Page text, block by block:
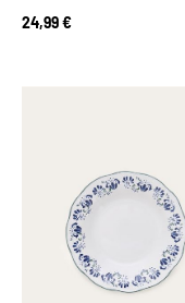
24,99 €